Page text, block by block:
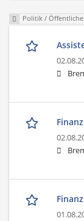
Politik /